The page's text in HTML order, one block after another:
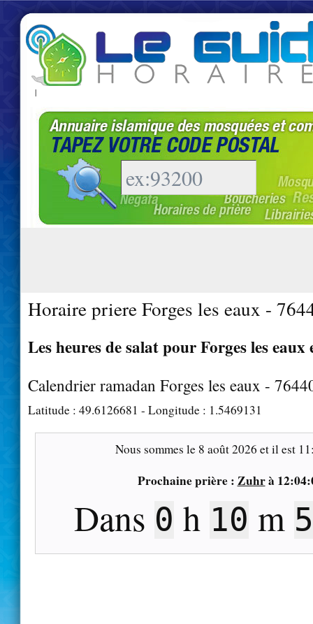
|
Horaire priere Forges les eaux -
Les heures de salat pour Forges les eaux
Calendrier ramadan Forges les eaux -
Latitude : 49.6126681 - Longitude : 1.5469131
Nous sommes le 8 août 2026 et il est
Prochaine prière : Zuhrà
Dans 0 h 10 m